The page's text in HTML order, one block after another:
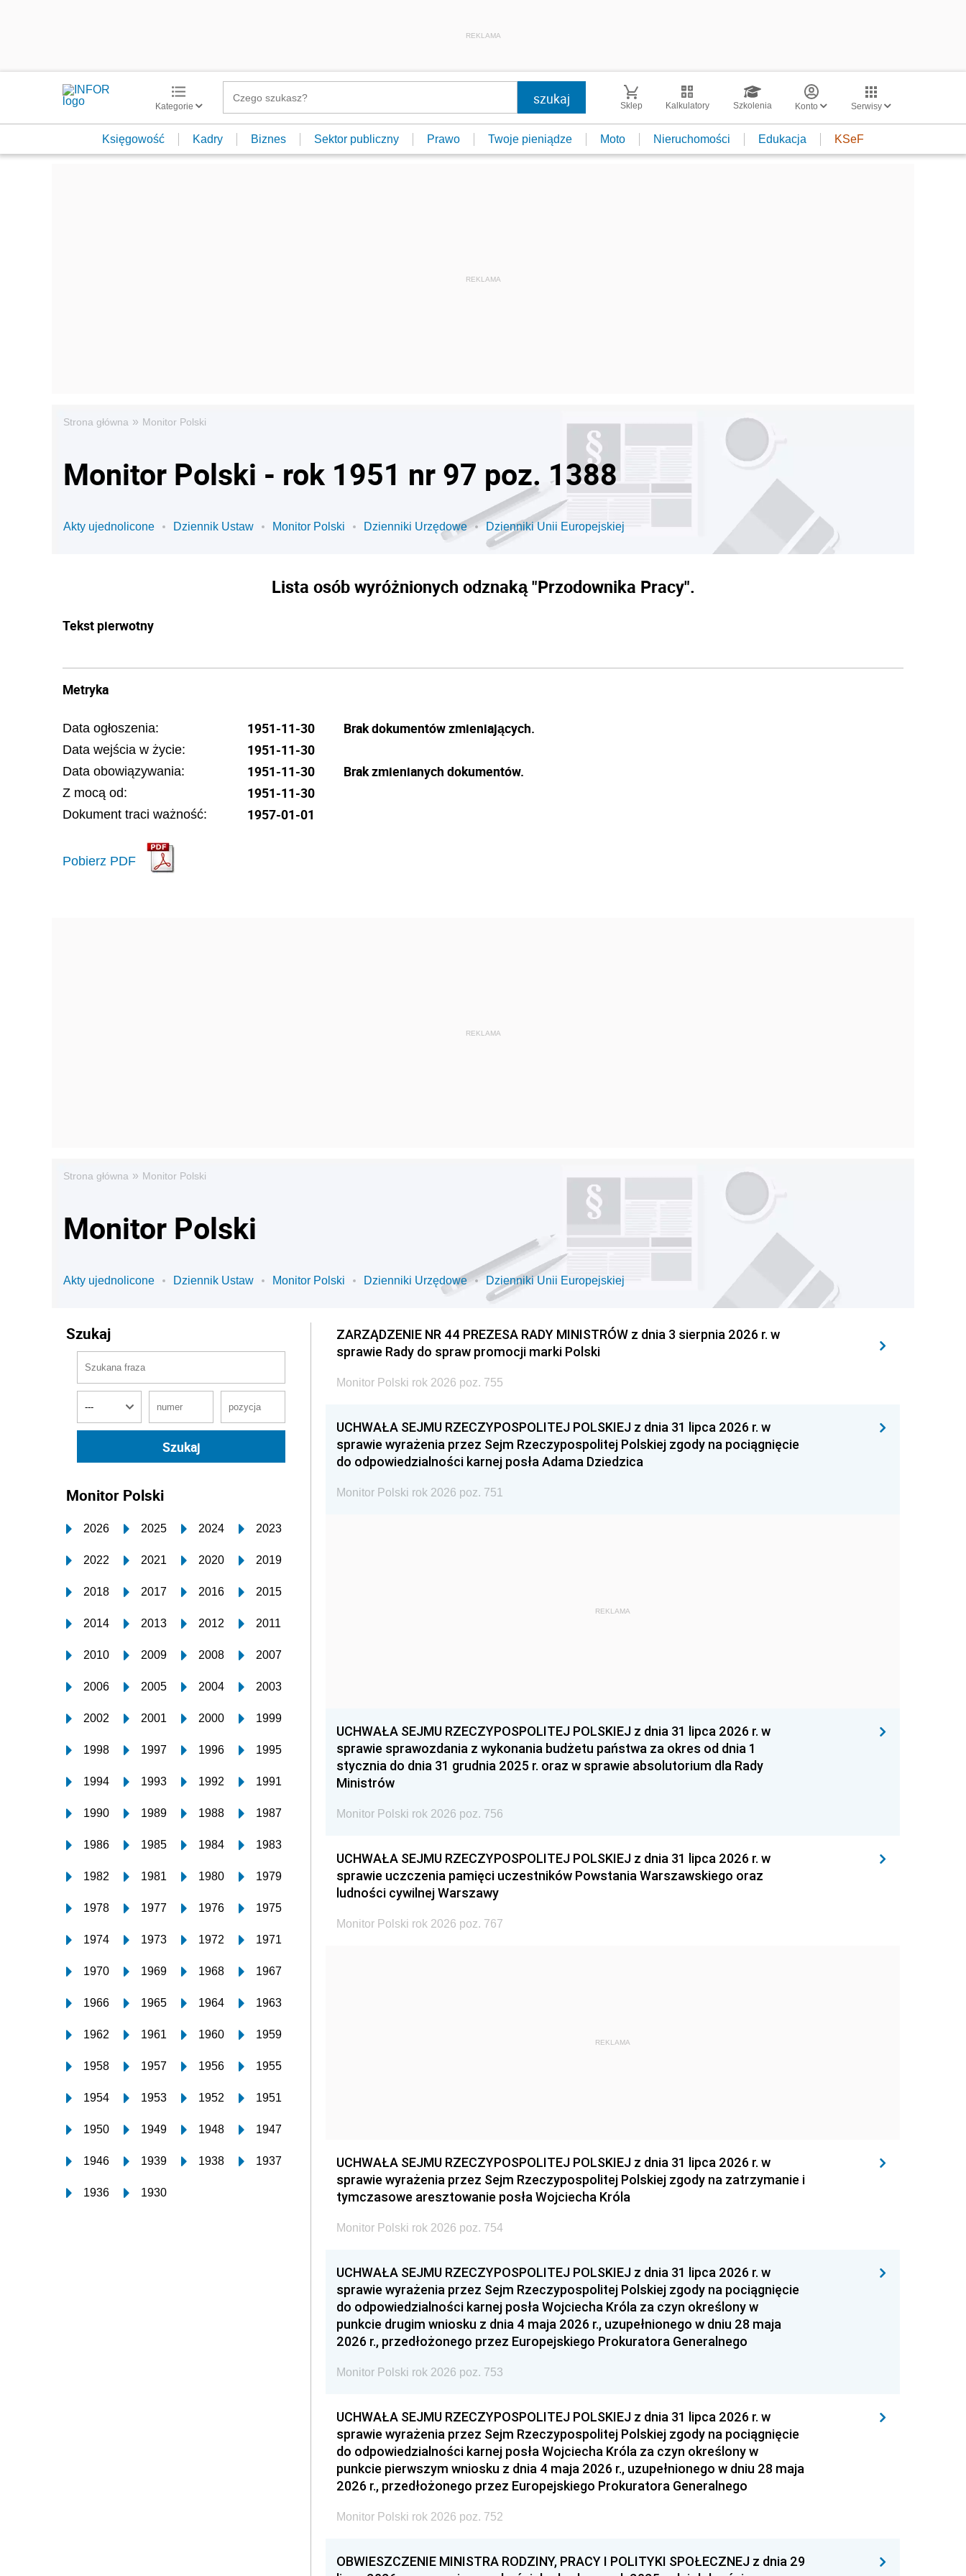
REKLAMA
Kategorie Sklep Kalkulatory Szkolenia Konto Serwisy
Księgowość Kadry Biznes Sektor publiczny Prawo Twoje pieniądze Moto Nieruchomości Edukacja KSeF
Strona główna » Monitor Polski
Monitor Polski - rok 1951 nr 97 poz. 1388
Akty ujednolicone Dziennik Ustaw Monitor Polski Dzienniki Urzędowe Dzienniki Unii Europejskiej
Lista osób wyróżnionych odznaką "Przodownika Pracy".
Tekst pierwotny
Metryka
Data ogłoszenia: 1951-11-30
Data wejścia w życie: 1951-11-30
Data obowiązywania: 1951-11-30
Z mocą od: 1951-11-30
Dokument traci ważność: 1957-01-01
Pobierz PDF
Brak dokumentów zmieniających.
Brak zmienianych dokumentów.
Strona główna » Monitor Polski
Monitor Polski
Akty ujednolicone Dziennik Ustaw Monitor Polski Dzienniki Urzędowe Dzienniki Unii Europejskiej
Szukaj
Monitor Polski
2026 2025 2024 2023
2022 2021 2020 2019
2018 2017 2016 2015
2014 2013 2012 2011
2010 2009 2008 2007
2006 2005 2004 2003
2002 2001 2000 1999
1998 1997 1996 1995
1994 1993 1992 1991
1990 1989 1988 1987
1986 1985 1984 1983
1982 1981 1980 1979
1978 1977 1976 1975
1974 1973 1972 1971
1970 1969 1968 1967
1966 1965 1964 1963
1962 1961 1960 1959
1958 1957 1956 1955
1954 1953 1952 1951
1950 1949 1948 1947
1946 1939 1938 1937
1936 1930
ZARZĄDZENIE NR 44 PREZESA RADY MINISTRÓW z dnia 3 sierpnia 2026 r. w
sprawie Rady do spraw promocji marki Polski
Monitor Polski rok 2026 poz. 755
UCHWAŁA SEJMU RZECZYPOSPOLITEJ POLSKIEJ z dnia 31 lipca 2026 r. w
sprawie wyrażenia przez Sejm Rzeczypospolitej Polskiej zgody na pociągnięcie
do odpowiedzialności karnej posła Adama Dziedzica
Monitor Polski rok 2026 poz. 751
REKLAMA
UCHWAŁA SEJMU RZECZYPOSPOLITEJ POLSKIEJ z dnia 31 lipca 2026 r. w
sprawie sprawozdania z wykonania budżetu państwa za okres od dnia 1
stycznia do dnia 31 grudnia 2025 r. oraz w sprawie absolutorium dla Rady
Ministrów
Monitor Polski rok 2026 poz. 756
UCHWAŁA SEJMU RZECZYPOSPOLITEJ POLSKIEJ z dnia 31 lipca 2026 r. w
sprawie uczczenia pamięci uczestników Powstania Warszawskiego oraz
ludności cywilnej Warszawy
Monitor Polski rok 2026 poz. 767
REKLAMA
UCHWAŁA SEJMU RZECZYPOSPOLITEJ POLSKIEJ z dnia 31 lipca 2026 r. w
sprawie wyrażenia przez Sejm Rzeczypospolitej Polskiej zgody na zatrzymanie i
tymczasowe aresztowanie posła Wojciecha Króla
Monitor Polski rok 2026 poz. 754
UCHWAŁA SEJMU RZECZYPOSPOLITEJ POLSKIEJ z dnia 31 lipca 2026 r. w
sprawie wyrażenia przez Sejm Rzeczypospolitej Polskiej zgody na pociągnięcie
do odpowiedzialności karnej posła Wojciecha Króla za czyn określony w
punkcie drugim wniosku z dnia 4 maja 2026 r., uzupełnionego w dniu 28 maja
2026 r., przedłożonego przez Europejskiego Prokuratora Generalnego
Monitor Polski rok 2026 poz. 753
UCHWAŁA SEJMU RZECZYPOSPOLITEJ POLSKIEJ z dnia 31 lipca 2026 r. w
sprawie wyrażenia przez Sejm Rzeczypospolitej Polskiej zgody na pociągnięcie
do odpowiedzialności karnej posła Wojciecha Króla za czyn określony w
punkcie pierwszym wniosku z dnia 4 maja 2026 r., uzupełnionego w dniu 28 maja
2026 r., przedłożonego przez Europejskiego Prokuratora Generalnego
Monitor Polski rok 2026 poz. 752
OBWIESZCZENIE MINISTRA RODZINY, PRACY I POLITYKI SPOŁECZNEJ z dnia 29